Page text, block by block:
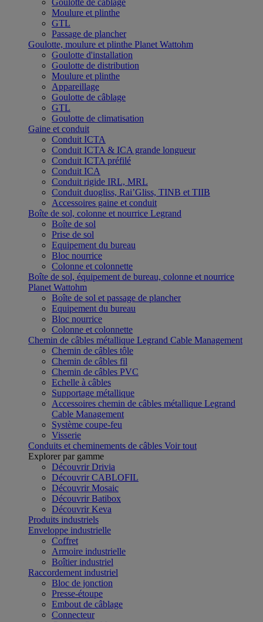
Goulotte de câblage
Moulure et plinthe
GTL
Passage de plancher
Goulotte, moulure et plinthe Planet Wattohm
Goulotte d'installation
Goulotte de distribution
Moulure et plinthe
Appareillage
Goulotte de câblage
GTL
Goulotte de climatisation
Gaine et conduit
Conduit ICTA
Conduit ICTA & ICA grande longueur
Conduit ICTA préfilé
Conduit ICA
Conduit rigide IRL, MRL
Conduit duogliss, Rai’Gliss, TINB et TIIB
Accessoires gaine et conduit
Boîte de sol, colonne et nourrice Legrand
Boîte de sol
Prise de sol
Equipement du bureau
Bloc nourrice
Colonne et colonnette
Boîte de sol, équipement de bureau, colonne et nourrice
Planet Wattohm
Boîte de sol et passage de plancher
Equipement du bureau
Bloc nourrice
Colonne et colonnette
Chemin de câbles métallique Legrand Cable Management
Chemin de câbles tôle
Chemin de câbles fil
Chemin de câbles PVC
Echelle à câbles
Supportage métallique
Accessoires chemin de câbles métallique Legrand
Cable Management
Système coupe-feu
Visserie
Conduits et cheminements de câbles Voir tout
Explorer par gamme
Découvrir Drivia
Découvrir CABLOFIL
Découvrir Mosaic
Découvrir Batibox
Découvrir Keva
Produits industriels
Enveloppe industrielle
Coffret
Armoire industrielle
Boîtier industriel
Raccordement industriel
Bloc de jonction
Presse-étoupe
Embout de câblage
Connecteur